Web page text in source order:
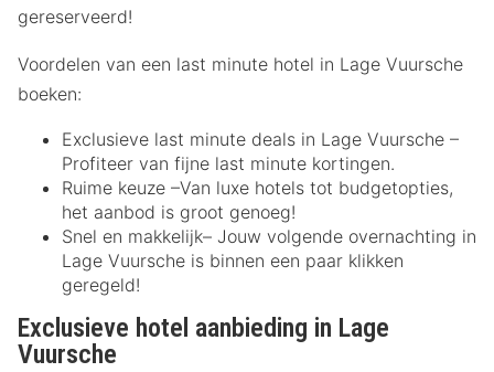
gereserveerd!
Voordelen van een last minute hotel in Lage Vuursche
boeken:
Exclusieve last minute deals in Lage Vuursche –
Profiteer van fijne last minute kortingen.
Ruime keuze –Van luxe hotels tot budgetopties,
het aanbod is groot genoeg!
Snel en makkelijk– Jouw volgende overnachting in
Lage Vuursche is binnen een paar klikken
geregeld!
Exclusieve hotel aanbieding in Lage
Vuursche